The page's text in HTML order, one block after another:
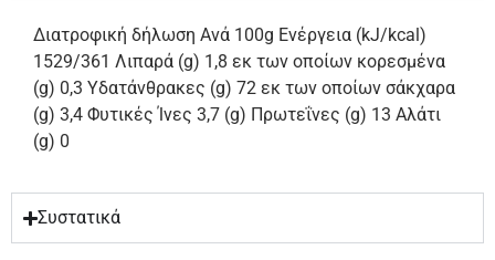
Διατροφική δήλωση Ανά 100g Ενέργεια (kJ/kcal)
1529/361 Λιπαρά (g) 1,8 εκ των οποίων κορεσμένα
(g) 0,3 Υδατάνθρακες (g) 72 εκ των οποίων σάκχαρα
(g) 3,4 Φυτικές Ίνες 3,7 (g) Πρωτεΐνες (g) 13 Αλάτι
(g) 0
Συστατικά